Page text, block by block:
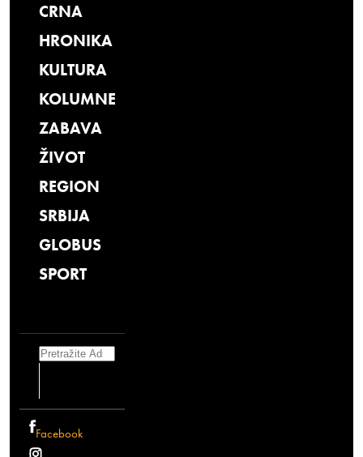
CRNA
HRONIKA
KULTURA
KOLUMNE
ZABAVA
ŽIVOT
REGION
SRBIJA
GLOBUS
SPORT
Search
Facebook